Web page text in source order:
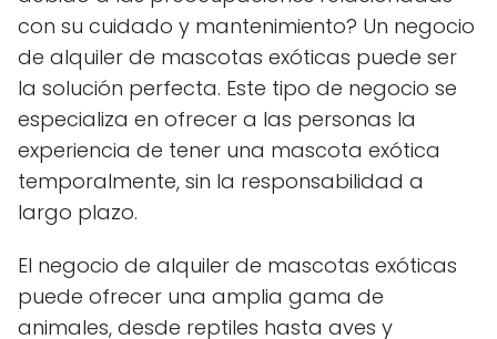
con su cuidado y mantenimiento? Un negocio
de alquiler de mascotas exóticas puede ser
la solución perfecta. Este tipo de negocio se
especializa en ofrecer a las personas la
experiencia de tener una mascota exótica
temporalmente, sin la responsabilidad a
largo plazo.
El negocio de alquiler de mascotas exóticas
puede ofrecer una amplia gama de
animales, desde reptiles hasta aves y